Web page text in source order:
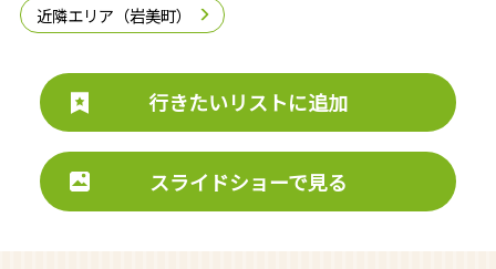
近隣エリア（岩美町）
行きたいリストに追加
スライドショーで見る